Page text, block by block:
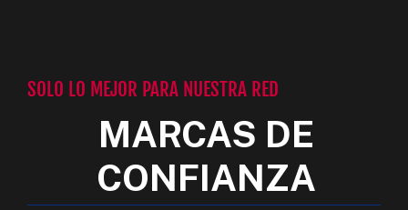
SOLO LO MEJOR PARA NUESTRA RED
MARCAS DE
CONFIANZA